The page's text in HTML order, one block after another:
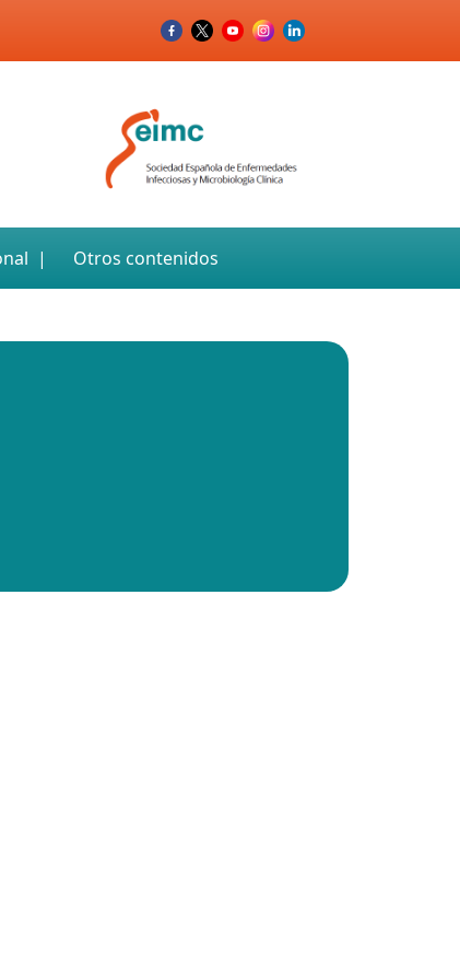
Otros contenidos